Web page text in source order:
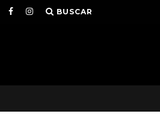
BUSCAR